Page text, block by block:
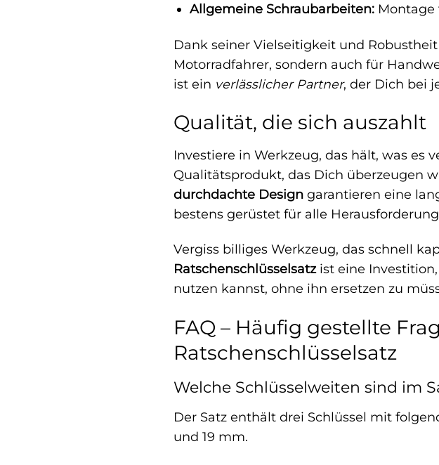
Allgemeine Schraubarbeiten:Montage
Dank seiner Vielseitigkeit und
Motorradfahrer, sondern auch für
ist ein verlässlicher Partner, der Dich bei
Qualität, die sich auszahlt
Investiere in Werkzeug, das hält, was es
Qualitätsprodukt, das Dich überzeugen
durchdachte Design garantieren eine
bestens gerüstet für alle
Vergiss billiges Werkzeug, das schnell
Ratschenschlüsselsatzist eine Investition,
nutzen kannst, ohne ihn ersetzen zu
FAQ – Häufig gestellte
Ratschenschlüsselsatz
Welche Schlüsselweiten sind im
Der Satz enthält drei Schlüssel mit
und 19 mm.